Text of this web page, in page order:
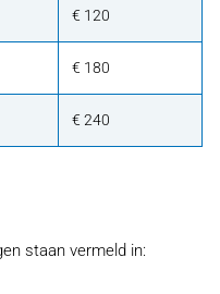
€ 120
€ 180
€ 240
staan vermeld in: